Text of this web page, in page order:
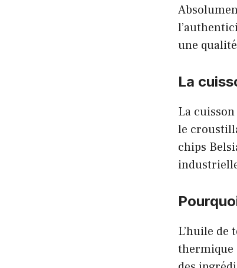
une
La
La
le
chips
L’huile de
thermique